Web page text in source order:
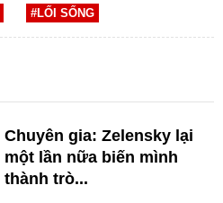
#LỐI SỐNG
Chuyên gia: Zelensky lại
một lần nữa biến mình
thành trò...